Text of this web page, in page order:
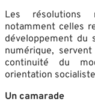
Les résolutions
notamment celles
développement du
numérique,
continuité du
orientation
Un camarade